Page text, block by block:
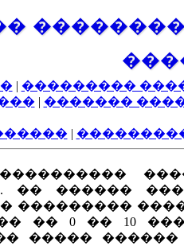
| ���������
| �������
|
�� ������
���������
�� 0 �� 10
�����